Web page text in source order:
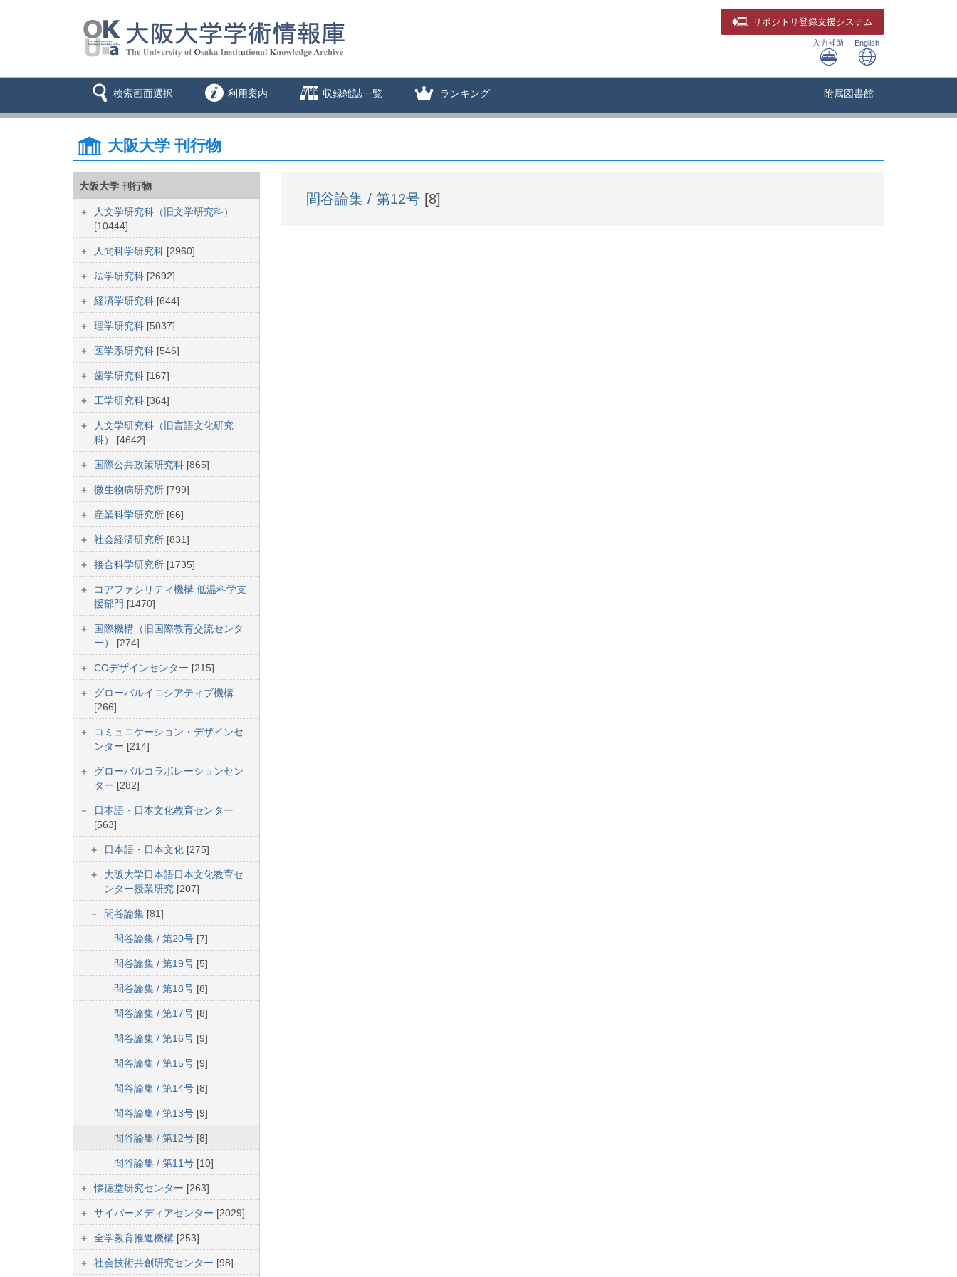
リポジトリ 登録支援システム
入力補助 English
検索画面選択 利用案内 収録雑誌一覧 ランキング 附属図書館
大阪大学 刊行物
大阪大学 刊行物
人文学研究科（旧文学研究科）
[10444]
人間科学研究科 [2960]
法学研究科 [2692]
経済学研究科 [644]
理学研究科 [5037]
医学系研究科 [546]
歯学研究科 [167]
工学研究科 [364]
人文学研究科（旧言語文化研究
科） [4642]
国際公共政策研究科 [865]
微生物病研究所 [799]
産業科学研究所 [66]
社会経済研究所 [831]
接合科学研究所 [1735]
コアファシリティ機構 低温科学支
援部門 [1470]
国際機構（旧国際教育交流センタ
ー） [274]
COデザインセンター [215]
グローバルイニシアティブ機構
[266]
コミュニケーション・デザインセ
ンター [214]
グローバルコラボレーションセン
ター [282]
日本語・日本文化教育センター
[563]
日本語・日本文化 [275]
大阪大学日本語日本文化教育セ
ンター授業研究 [207]
間谷論集 [81]
間谷論集 / 第20号 [7]
間谷論集 / 第19号 [5]
間谷論集 / 第18号 [8]
間谷論集 / 第17号 [8]
間谷論集 / 第16号 [9]
間谷論集 / 第15号 [9]
間谷論集 / 第14号 [8]
間谷論集 / 第13号 [9]
間谷論集 / 第12号 [8]
間谷論集 / 第11号 [10]
懐徳堂研究センター [263]
サイバーメディアセンター [2029]
全学教育推進機構 [253]
社会技術共創研究センター [98]
間谷論集 / 第12号 [8]